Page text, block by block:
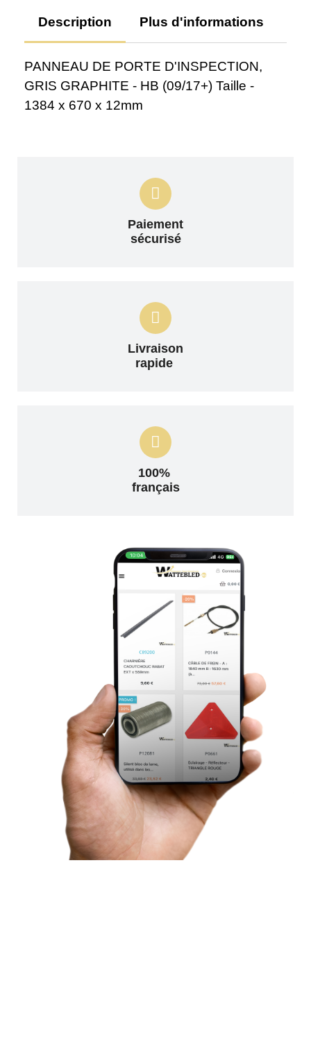
Description Plus d'informations
PANNEAU DE PORTE D'INSPECTION,
GRIS GRAPHITE - HB (09/17+) Taille -
1384 x 670 x 12mm
Paiement
sécurisé
Livraison
rapide
100%
français